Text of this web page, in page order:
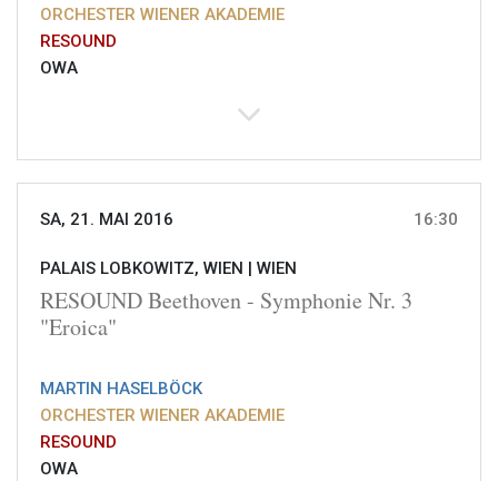
ORCHESTER WIENER AKADEMIE
RESOUND
OWA
SA, 21. MAI 2016 16:30
PALAIS LOBKOWITZ, WIEN | WIEN
RESOUND Beethoven - Symphonie Nr. 3
"Eroica"
MARTIN HASELBÖCK
ORCHESTER WIENER AKADEMIE
RESOUND
OWA